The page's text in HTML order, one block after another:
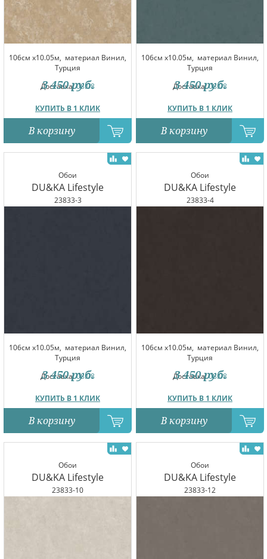
106см x10.05м, материал Винил,
Турция
Доставка:08.08
КУПИТЬ В 1 КЛИК
3 450 руб.
В корзину
106см x10.05м, материал Винил,
Турция
Доставка:08.08
КУПИТЬ В 1 КЛИК
3 450 руб.
В корзину
Обои
DU&KA Lifestyle
23833-3
106см x10.05м, материал Винил,
Турция
Доставка:08.08
КУПИТЬ В 1 КЛИК
3 450 руб.
В корзину
Обои
DU&KA Lifestyle
23833-4
106см x10.05м, материал Винил,
Турция
Доставка:08.08
КУПИТЬ В 1 КЛИК
3 450 руб.
В корзину
Обои
DU&KA Lifestyle
23833-10
Обои
DU&KA Lifestyle
23833-12